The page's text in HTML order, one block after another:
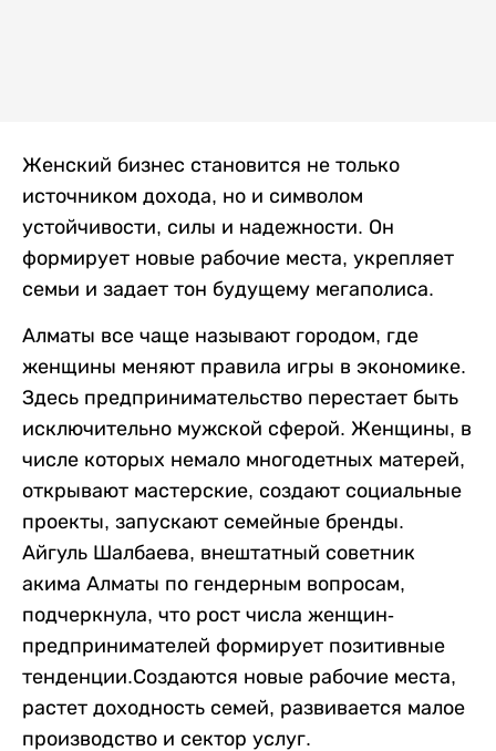
Женский бизнес становится не только
источником дохода, но и символом
устойчивости, силы и надежности. Он
формирует новые рабочие места, укрепляет
семьи и задает тон будущему мегаполиса.
Алматы все чаще называют городом, где
женщины меняют правила игры в экономике.
Здесь предпринимательство перестает быть
исключительно мужской сферой. Женщины, в
числе которых немало многодетных матерей,
открывают мастерские, создают социальные
проекты, запускают семейные бренды.
Айгуль Шалбаева, внештатный советник
акима Алматы по гендерным вопросам,
подчеркнула, что рост числа женщин-
предпринимателей формирует позитивные
тенденции.Создаются новые рабочие места,
растет доходность семей, развивается малое
производство и сектор услуг.